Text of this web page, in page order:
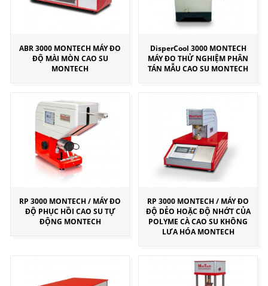
ABR 3000 MONTECH MÁY ĐO
ĐỘ MÀI MÒN CAO SU
MONTECH
DisperCool 3000 MONTECH
MÁY ĐO THỬ NGHIỆM PHÂN
TÁN MẪU CAO SU MONTECH
RP 3000 MONTECH / MÁY ĐO
ĐỘ PHỤC HỒI CAO SU TỰ
ĐỘNG MONTECH
RP 3000 MONTECH / MÁY ĐO
ĐỘ DẺO HOẶC ĐỘ NHỚT CỦA
POLYME CÀ CAO SU KHÔNG
LƯA HÓA MONTECH